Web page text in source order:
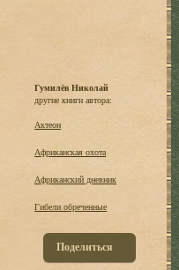
Гумилёв Николай
другие книги автора:
Актеон
Африканская охота
Африканский дневник
Гибели обреченные
Поделиться